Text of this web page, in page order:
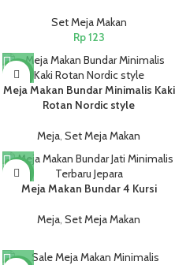
Set Meja Makan
Rp123
NEW
Meja Makan Bundar Minimalis Kaki
Rotan Nordic style
Meja, Set Meja Makan
NEW
Meja Makan Bundar 4 Kursi
Meja, Set Meja Makan